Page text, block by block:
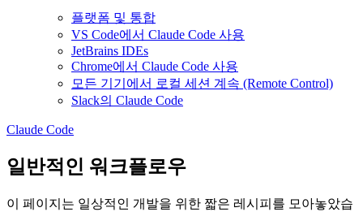
플랫폼 및 통합
VS Code에서 Claude Code 사용
JetBrains IDEs
Chrome에서 Claude Code 사용
모든 기기에서 로컬 세션 계속 (Remote Control)
Slack의 Claude Code
Claude Code
일반적인 워크플로우
이 페이지는 일상적인 개발을 위한 짧은 레시피를 모아놓았습